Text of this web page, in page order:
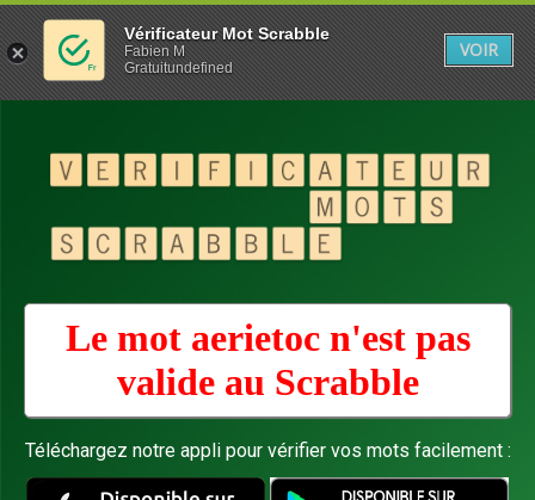
Le mot aerietoc n'est pas
valide au Scrabble
Téléchargez notre appli pour vérifier vos mots facilement :
Vérificateur Mot Scrabble
Fabien M
Gratuitundefined
VOIR